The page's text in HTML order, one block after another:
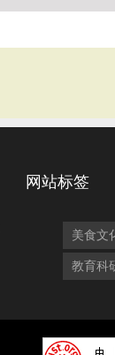
网站标签
美食文
教育科